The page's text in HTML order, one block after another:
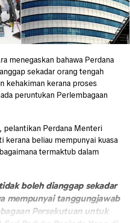
menegaskan bahawa Perdana
sekadar orang tengah
kehakiman kerana proses
peruntukan Perlembagaan
pelantikan Perdana Menteri
kerana beliau mempunyai kuasa
termaktub dalam
boleh dianggap sekadar
mempunyai tanggungjawab
Persekutuan untuk